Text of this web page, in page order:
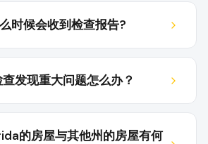
时候会收到检查报告?
发现重大问题怎么办？
的房屋与其他州的房屋有何